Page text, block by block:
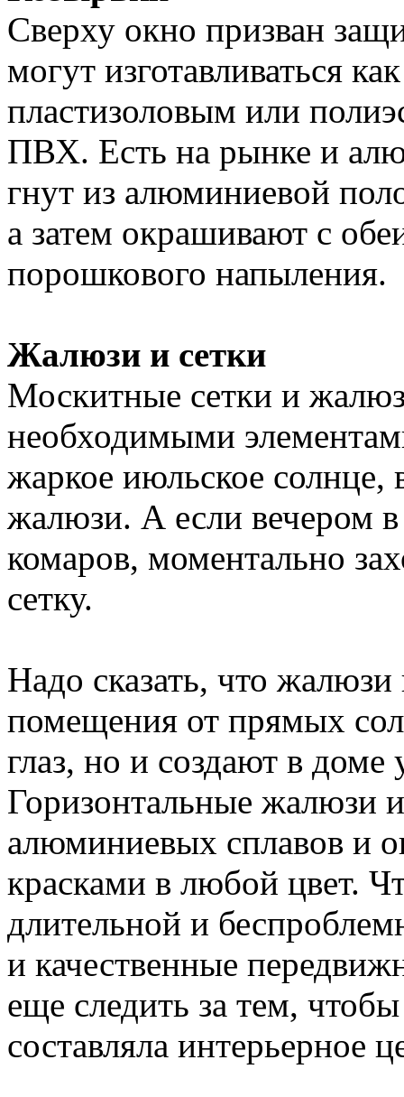
Сверху окно призван
могут изготавливаться
пластизоловым или
ПВХ. Есть на рынке и
гнут из алюминиевой
а затем окрашивают с
порошкового напыления.
Жалюзи и сетки
Москитные сетки и
необходимыми
жаркое июльское солнце,
жалюзи. А если вечером
комаров, моментально
сетку.
Надо сказать, что
помещения от прямых
глаз, но и создают в
Горизонтальные жалюзи
алюминиевых сплавов и
красками в любой цвет.
длительной и
и качественные
еще следить за тем,
составляла интерьерное